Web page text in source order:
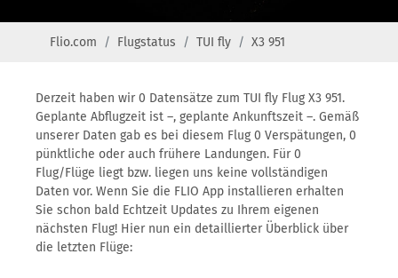
Flio.com Flugstatus TUI fly X3 951
Derzeit haben wir 0 Datensätze zum TUI fly Flug X3 951.
Geplante Abflugzeit ist –, geplante Ankunftszeit –. Gemäß
unserer Daten gab es bei diesem Flug 0 Verspätungen, 0
pünktliche oder auch frühere Landungen. Für 0
Flug/Flüge liegt bzw. liegen uns keine vollständigen
Daten vor. Wenn Sie die FLIO App installieren erhalten
Sie schon bald Echtzeit Updates zu Ihrem eigenen
nächsten Flug! Hier nun ein detaillierter Überblick über
die letzten Flüge: